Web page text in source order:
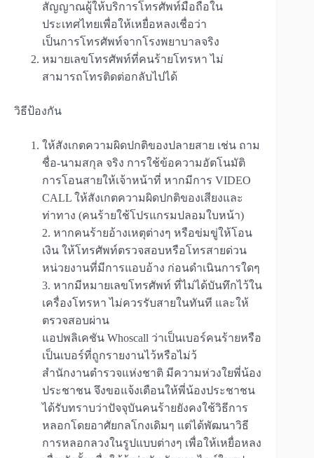
สัญญาณผู้ให้บริการโทรศัพท์มือถือใน
ประเทศไทยเพื่อให้เหยื่อหลงเชื่อว่า
เป็นการโทรศัพท์จากโรงพยาบาลจริง
หมายเลขโทรศัพท์ที่คนร้ายโทรหา ไม่
สามารถโทรติดต่อกลับไปได้
วิธีป้องกัน
ให้สังเกตความผิดปกติของปลายสาย เช่น ถาม
ชื่อ-นามสกุล จริง การใช้ข้อความอัตโนมัติ
การโอนสายให้เจ้าหน้าที่ หากมีการ VIDEO
CALL ให้สังเกตความผิดปกติของเสียงและ
ท่าทาง (คนร้ายใช้โปรแกรมปลอมใบหน้า)
​2. หากคนร้ายอ้างเหตุต่างๆ หรือข่มขู่ให้โอน
เงิน ให้โทรศัพท์ตรวจสอบหรือโทรสายด่วน
หน่วยงานที่มีการแอบอ้าง ก่อนดำเนินการใดๆ
​3. หากมีหมายเลขโทรศัพท์ ที่ไม่ได้บันทึกไว้ใน
เครื่องโทรหา ไม่ควรรับสายในทันที และให้
ตรวจสอบผ่าน
แอปพลิเคชัน Whoscall ว่าเป็นเบอร์คนร้ายหรือ
เป็นเบอร์ที่ถูกรายงานไว้หรือไม่ว้
สำนักงานตำรวจแห่งชาติ มีความห่วงใยพี่น้อง
ประชาชน จึงขอแจ้งเตือนให้พี่น้องประชาชน
ได้รับทราบว่าปัจจุบันคนร้ายยังคงใช้วิธีการ
หลอกโดยอาศัยกลโกงเดิมๆ แต่ได้พัฒนาวิธี
การหลอกลวงในรูปแบบต่างๆ เพื่อให้เหยื่อหลง